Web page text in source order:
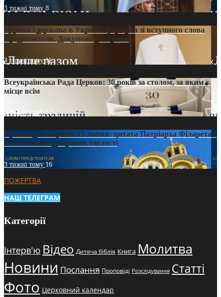
3 тижні тому 8
Церква і держава в Україні: формула зі вступного слова
Предстоятеля. Документ доктрини
3 тижні тому11
Всеукраїнська Рада Церков: 30 років за столом, за яким є
місце всім
3 тижні тому12
Проповідь Епіфанія 15 липня: цитата Патріарха Філарета з
його амвона. Документ тяглості
3 тижні тому16
ПОЖЕРТВА
НАШ ТЕЛЕГРАМ
Категорії
Інтерв'ю Відео Дитяча біблія Книга Молитва
Новини Послання Проповіді Розслідування Статті
Фото Церковний календар